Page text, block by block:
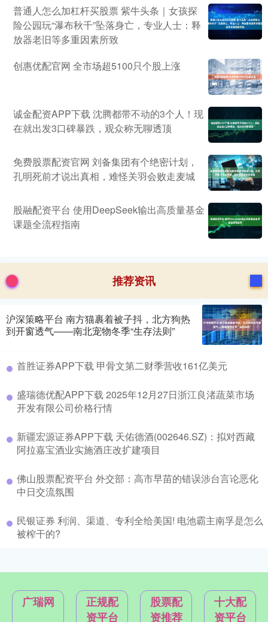
普通人怎么加杠杆买股票 紫牛头条｜女孩探
险公园玩“瀑布秋千”坠落身亡，专业人士：释
放器老旧等多重因素所致
创惠优配官网 全市场超5100只个股上涨
诚金配资APP下载 沈腾都带不动的3个人！现
在就出发3口碑暴跌，观众称无聊透顶
免费股票配资官网 刘备集团有个绝密计划，
孔明死前才说出真相，难怪关羽会败走麦城
股融配资平台 使用DeepSeek输出高质量基金
课题全流程指南
推荐资讯
沪深策略平台 南方猫裹着被子抖，北方狗热
到开窗透气——南北宠物冬季“生存法则”
首胜证券APP下载 甲骨文第二财季营收161亿美元
盛瑞德优配APP下载 2025年12月27日浙江良渚蔬菜市场
开发有限公司价格行情
新疆宏源证券APP下载 天佑德酒(002646.SZ)：拟对西藏
阿拉嘉宝酒业实施酒庄改扩建项目
佛山股票配资平台 外交部：高市早苗的错误涉台言论恶化
中日交流氛围
民银证券 利润、渠道、专利全给美国! 电池霸主南孚是怎么
被榨干的?
广瑞网
正规配
资平台
股票配
资推荐
十大配
资平台